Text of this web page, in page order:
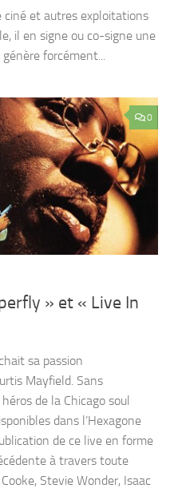
ciné et autres exploitations
il en signe ou co-signe une
forcément...
0
» et « Live In
sa passion
Mayfield. Sans
de la Chicago soul
dans l’Hexagone
de ce live en forme
à travers toute
Stevie Wonder, Isaac